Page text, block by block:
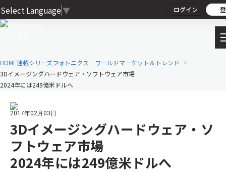
Select Language ▼ ログイン
HOME連載シリーズフォトニクス ワールドマーケット＆トレンド
3Dイメージングハードウェア・ソフトウェア市場
2024年には249億米ドルへ
2017年02月03日
3Dイメージングハードウェア・ソ
フトウェア市場
2024年には249億米ドルへ